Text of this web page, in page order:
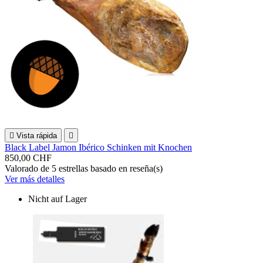
 Vista rápida 
Black Label Jamon Ibérico Schinken mit Knochen
850,00 CHF
Valorado de 5 estrellas basado en reseña(s)
Ver más detalles
Nicht auf Lager